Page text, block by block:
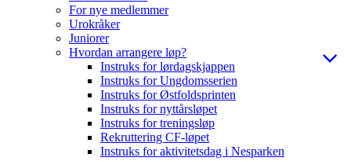
For nye medlemmer
Urokråker
Juniorer
Hvordan arrangere løp?
Instruks for lørdagskjappen
Instruks for Ungdomsserien
Instruks for Østfoldsprinten
Instruks for nyttårsløpet
Instruks for treningsløp
Rekruttering CF-løpet
Instruks for aktivitetsdag i Nesparken